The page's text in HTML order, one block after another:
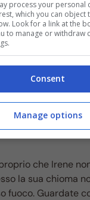
che Irene
la sua chioma
fuoco. Guardate
process your personal
which you can object
Look for a link at the
to manage or withdraw
Consent
Manage options